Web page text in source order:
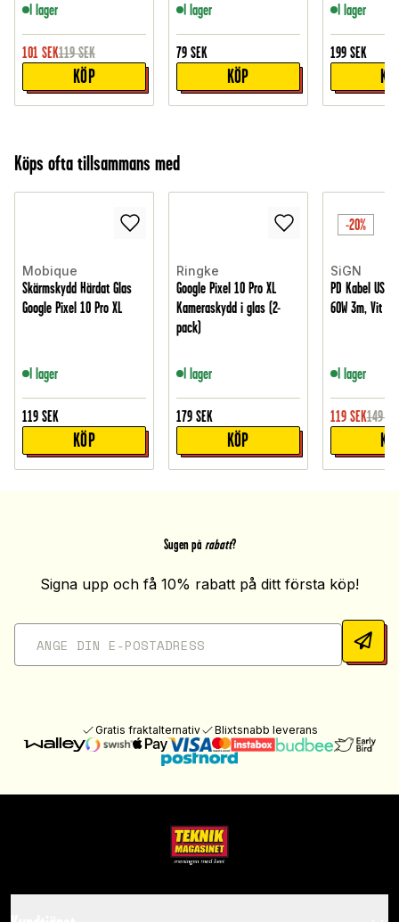
I lager
101 SEK119 SEK
KÖP
I lager
79 SEK
KÖP
I lager
199 SEK
Köps ofta tillsammans med
Mobique
Skärmskydd Härdat Glas
Google Pixel 10 Pro XL
I lager
119 SEK
KÖP
Ringke
Google Pixel 10 Pro XL
Kameraskydd i glas (2-
pack)
I lager
179 SEK
KÖP
-20%
SiGN
PD Kabel
60W 3m, Vit
I lager
119 SEK149
Sugen på rabatt?
Signa upp och få 10% rabatt på ditt första köp!
Gratis fraktalternativ Blixtsnabb leverans